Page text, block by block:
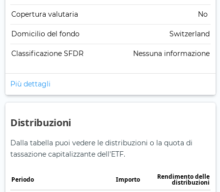
Copertura valutaria No
Domicilio del fondo Switzerland
Classificazione SFDR Nessuna informazione
Più dettagli
Distribuzioni
Dalla tabella puoi vedere le distribuzioni o la quota di
tassazione capitalizzante dell'ETF.
Periodo Importo Rendimento delle
distribuzioni